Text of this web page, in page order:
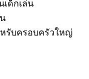
ด็กเล่น
รับครอบครัวใหญ่